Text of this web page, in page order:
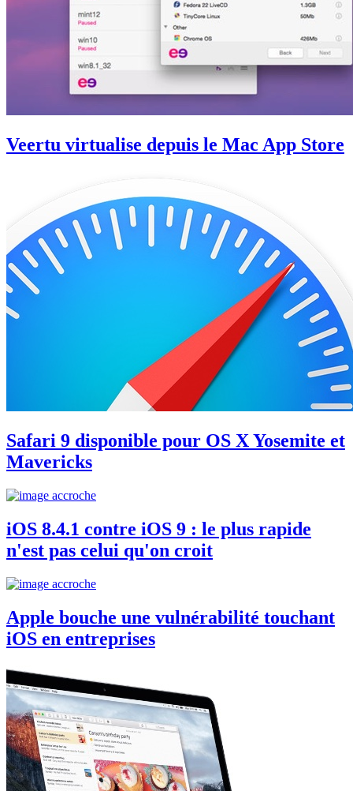
Veertu virtualise depuis le Mac App Store
Safari 9 disponible pour OS X Yosemite et
Mavericks
iOS 8.4.1 contre iOS 9 : le plus rapide
n'est pas celui qu'on croit
Apple bouche une vulnérabilité touchant
iOS en entreprises